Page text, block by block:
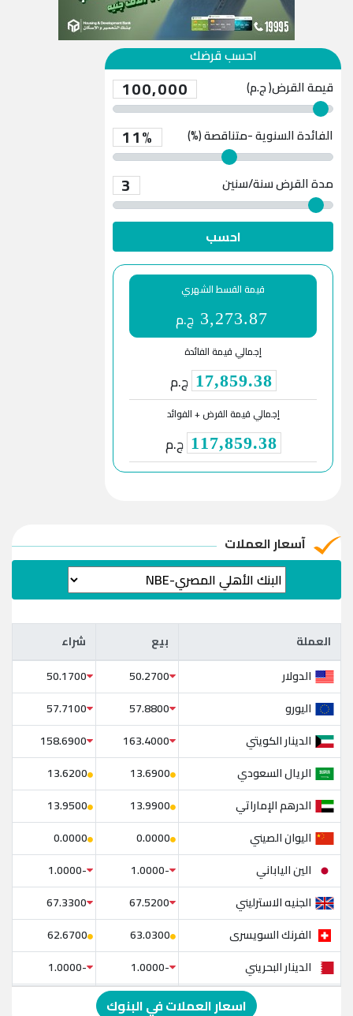
احسب قرضك
قيمة القرض( ج.م) 100,000
الفائدة السنوية -متناقصة (%) 11%
مدة القرض 3 سنة/سنين
احسب
قيمة القسط الشهري
3,273.87 ج.م
إجمالي قيمة الفائدة
17,859.38 ج.م
إجمالي قيمة القرض + الفوائد
117,859.38 ج.م
آسعار العملات
العملة بيع شراء العملة بيع
شراء
الدولار
50.2700
50.1700
اليورو
57.8800
57.7100
الدينار الكويتي
163.4000
158.6900
الريال السعودي
13.6900
13.6200
الدرهم الإماراتي
13.9900
13.9500
اليوان الصيني
0.0000
0.0000
الين الياباني
-1.0000
-1.0000
الجنيه الاسترليني
67.5200
67.3300
الفرنك السويسرى
63.0300
62.6700
الدينار البحريني
-1.0000
-1.0000
الدولار الإسترالي
-1.0000
اسعار العملات في البنوك